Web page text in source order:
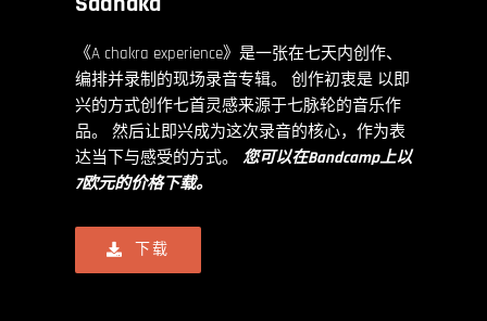
《A chakra experience》是一张在七天内创作、
编排并录制的现场录音专辑。
创作初衷是 以即
兴的方式创作七首灵感来源于七脉轮的音乐作
品。
然后让即兴成为这次录音的核心，作为表
达当下与感受的方式。
您可以在Bandcamp上以
7欧元的价格下载。
下载